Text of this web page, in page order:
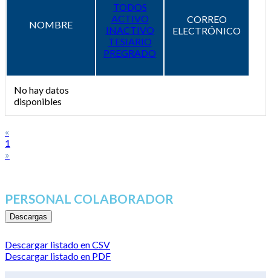
NOMBRE
TODOS
ACTIVO
INACTIVO
TESIARIO
PREGRADO
CORREO
ELECTRÓNICO
No hay datos
disponibles
«
1
»
PERSONAL COLABORADOR
Descargas
Descargar listado en CSV
Descargar listado en PDF